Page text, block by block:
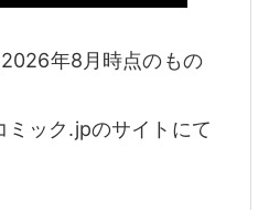
年8月時点のもの
ミック.jpのサイトにて